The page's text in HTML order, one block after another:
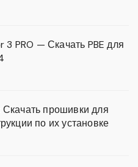
3 PRO — Скачать PBE для
Скачать прошивки для
по их установке